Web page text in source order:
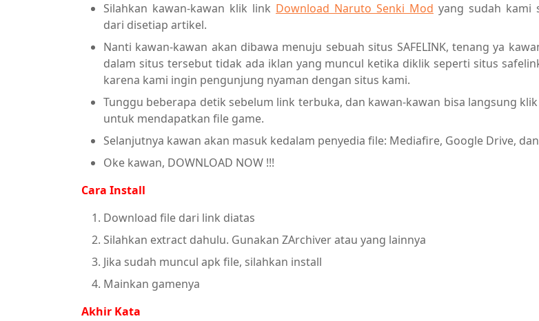
Silahkan kawan-kawan klik link Download Naruto Senki Mod yang sudah kami
dari disetiap artikel.
Nanti kawan-kawan akan dibawa menuju sebuah situs SAFELINK, tenang ya
dalam situs tersebut tidak ada iklan yang muncul ketika diklik seperti situs
karena kami ingin pengunjung nyaman dengan situs kami.
Tunggu beberapa detik sebelum link terbuka, dan kawan-kawan bisa langsung
untuk mendapatkan file game.
Selanjutnya kawan akan masuk kedalam penyedia file: Mediafire, Google Drive,
Oke kawan, DOWNLOAD NOW !!!
Cara Install
Download file dari link diatas
Silahkan extract dahulu. Gunakan ZArchiver atau yang lainnya
Jika sudah muncul apk file, silahkan install
Mainkan gamenya
Akhir Kata